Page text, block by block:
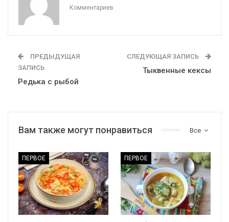
Комментариев
ПРЕДЫДУЩАЯ
ЗАПИСЬ
Редька с рыбой
СЛЕДУЮЩАЯ ЗАПИСЬ
Тыквенные кексы
Все
Вам также могут понравиться
ПЕРВОЕ ПЕРВОЕ